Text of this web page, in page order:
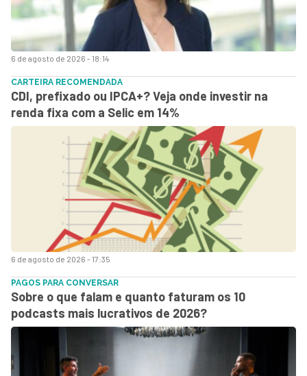
6 de agosto de 2026 - 18:14
6 de agosto de 2026 - 17:35
CARTEIRA RECOMENDADA
CDI, prefixado ou IPCA+? Veja onde investir na
renda fixa com a Selic em 14%
PAGOS PARA CONVERSAR
Sobre o que falam e quanto faturam os 10
podcasts mais lucrativos de 2026?